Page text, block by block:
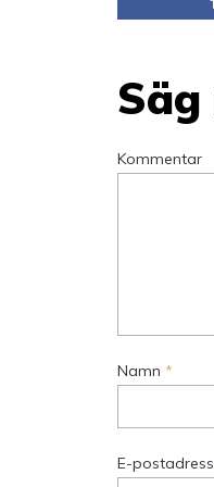
Kommentar
Namn *
E-postadress